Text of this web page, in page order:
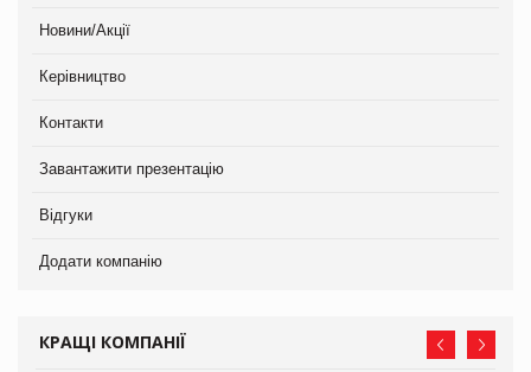
Новини/Акції
Керівництво
Контакти
Завантажити презентацію
Відгуки
Додати компанію
КРАЩІ КОМПАНІЇ